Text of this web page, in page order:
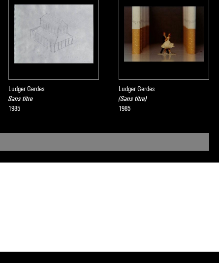
Ludger Gerdes
Sans titre
1985
Ludger Gerdes
(Sans titre)
1985